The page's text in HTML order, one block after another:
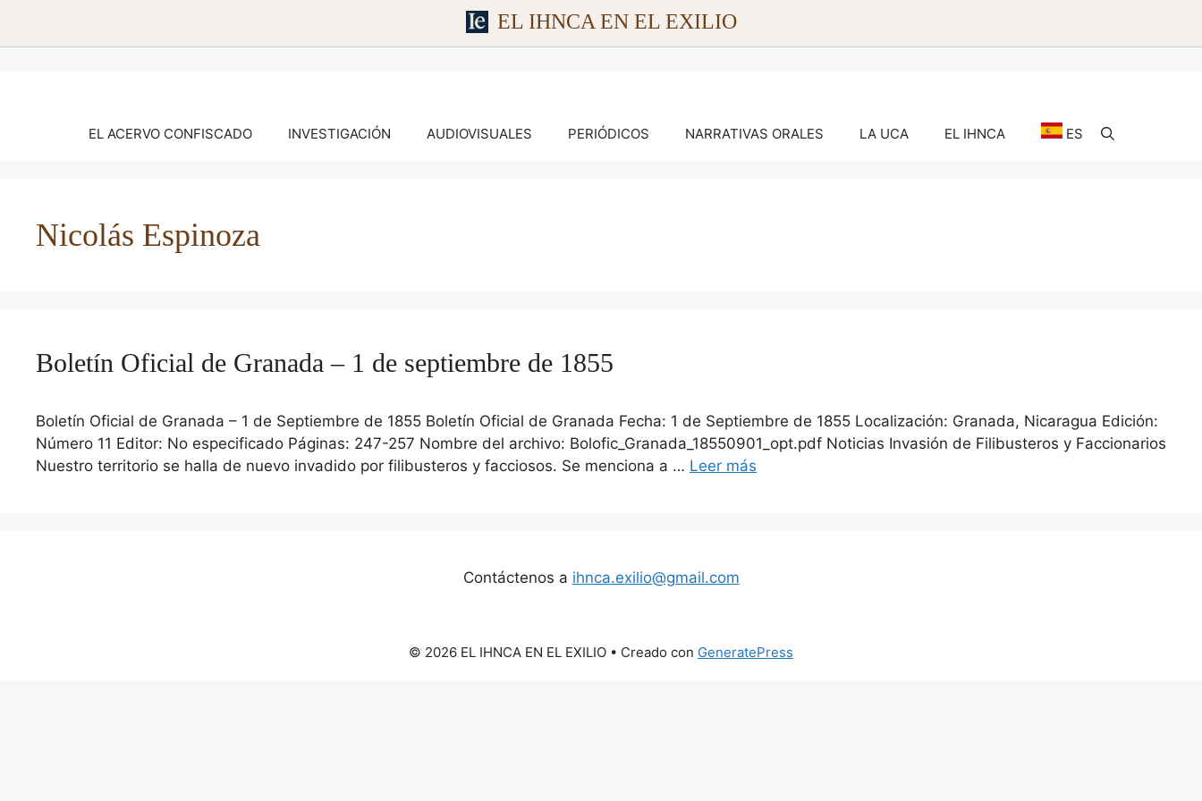
EL IHNCA EN EL EXILIO
EL ACERVO CONFISCADO INVESTIGACIÓN AUDIOVISUALES PERIÓDICOS NARRATIVAS ORALES LA UCA EL IHNCA ES
Nicolás Espinoza
Boletín Oficial de Granada – 1 de septiembre de 1855
Boletín Oficial de Granada – 1 de Septiembre de 1855 Boletín Oficial de Granada Fecha: 1 de Septiembre de 1855 Localización: Granada, Nicaragua Edición:
Número 11 Editor: No especificado Páginas: 247-257 Nombre del archivo: Bolofic_Granada_18550901_opt.pdf Noticias Invasión de Filibusteros y Faccionarios
Nuestro territorio se halla de nuevo invadido por filibusteros y facciosos. Se menciona a … Leer más
Contáctenos a ihnca.exilio@gmail.com
© 2026 EL IHNCA EN EL EXILIO • Creado con GeneratePress